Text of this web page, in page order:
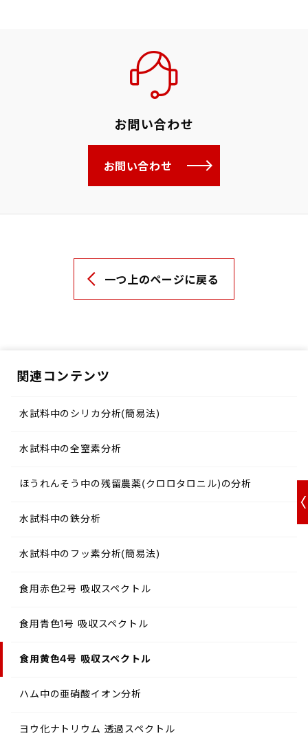
お問い合わせ
お問い合わせ
一つ上のページに戻る
関連コンテンツ
水試料中のシリカ分析(簡易法)
水試料中の全窒素分析
ほうれんそう中の残留農薬(クロロタロニル)の分析
水試料中の鉄分析
水試料中のフッ素分析(簡易法)
食用赤色2号 吸収スペクトル
食用青色1号 吸収スペクトル
食用黄色4号 吸収スペクトル
ハム中の亜硝酸イオン分析
ヨウ化ナトリウム 透過スペクトル